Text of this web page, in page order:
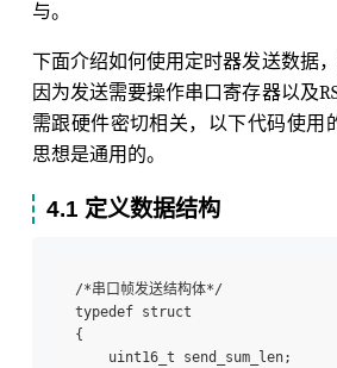
与。
下面介绍如何使用定时器发送数据，
因为发送需要操作串口寄存器以及
需跟硬件密切相关，以下代码使用
思想是通用的。
4.1 定义数据结构
/*串口帧发送结构体*/
typedef struct
{
uint16_t send_sum_len;